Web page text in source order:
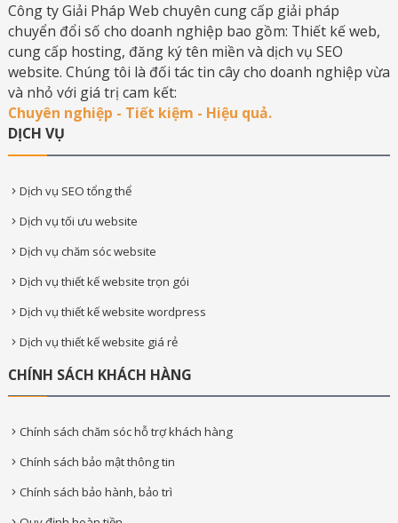
Công ty Giải Pháp Web chuyên cung cấp giải pháp
chuyển đổi số cho doanh nghiệp bao gồm: Thiết kế web,
cung cấp hosting, đăng ký tên miền và dịch vụ SEO
website. Chúng tôi là đối tác tin cây cho doanh nghiệp vừa
và nhỏ với giá trị cam kết:
Chuyên nghiệp - Tiết kiệm - Hiệu quả.
DỊCH VỤ
Dịch vụ SEO tổng thể
Dịch vụ tối ưu website
Dịch vụ chăm sóc website
Dịch vụ thiết kế website trọn gói
Dịch vụ thiết kế website wordpress
Dịch vụ thiết kế website giá rẻ
CHÍNH SÁCH KHÁCH HÀNG
Chính sách chăm sóc hỗ trợ khách hàng
Chính sách bảo mật thông tin
Chính sách bảo hành, bảo trì